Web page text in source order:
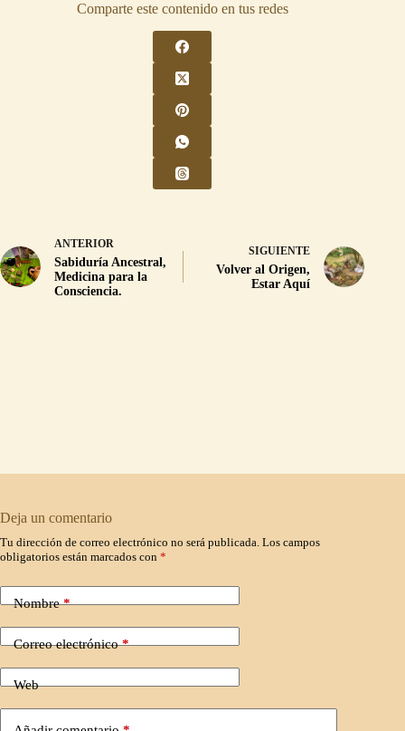
Comparte este contenido en tus redes
ANTERIOR
Sabiduría Ancestral,
Medicina para la
Consciencia.
SIGUIENTE
Volver al Origen,
Estar Aquí
Deja un comentario
Tu dirección de correo electrónico no será publicada. Los campos
obligatorios están marcados con *
Nombre*
Correo electrónico*
Web